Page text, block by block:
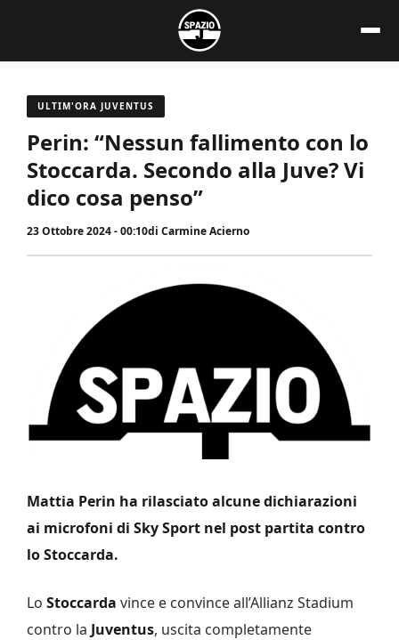
contenuto
ULTIM'ORA JUVENTUS
Perin: “Nessun fallimento con lo
Stoccarda. Secondo alla Juve? Vi
dico cosa penso”
23 Ottobre 2024 - 00:10di Carmine Acierno
Mattia Perin ha rilasciato alcune dichiarazioni
ai microfoni di Sky Sport nel post partita contro
lo Stoccarda.
Lo Stoccarda vince e convince all’Allianz Stadium
contro la Juventus, uscita completamente